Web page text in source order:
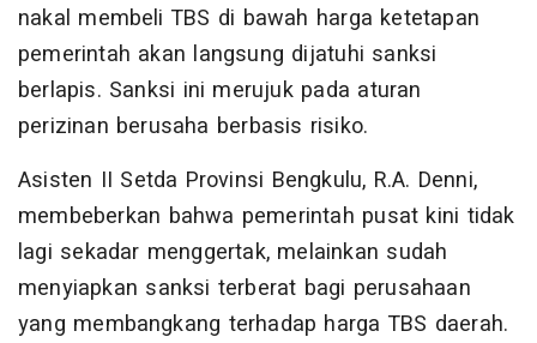
nakal membeli TBS di bawah harga ketetapan
pemerintah akan langsung dijatuhi sanksi
berlapis. Sanksi ini merujuk pada aturan
perizinan berusaha berbasis risiko.
Asisten II Setda Provinsi Bengkulu, R.A. Denni,
membeberkan bahwa pemerintah pusat kini tidak
lagi sekadar menggertak, melainkan sudah
menyiapkan sanksi terberat bagi perusahaan
yang membangkang terhadap harga TBS daerah.